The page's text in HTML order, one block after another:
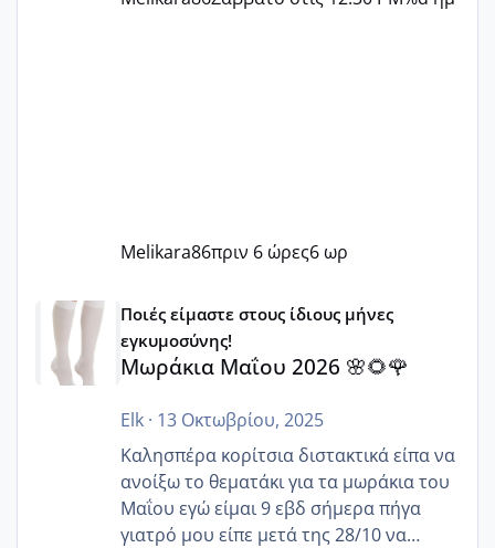
Melikara86πριν 6 ώρες6 ωρ
Μωράκια Μαΐου 2026 🌸🌻🌹
Ποιές είμαστε στους ίδιους μήνες
εγκυμοσύνης!
Μωράκια Μαΐου 2026 🌸🌻🌹
Elk· 13 Οκτωβρίου, 2025
Καλησπέρα κορίτσια διστακτικά είπα να
ανοίξω το θεματάκι για τα μωράκια του
Μαΐου εγώ είμαι 9 εβδ σήμερα πήγα
γιατρό μου είπε μετά της 28/10 να